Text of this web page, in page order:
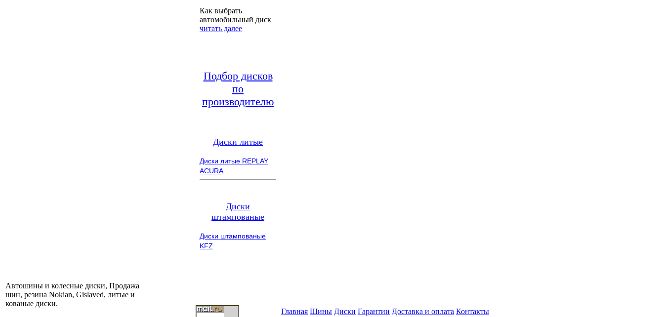
Как выбрать
автомобильный диск
читать далее
Подбор дисков
по
производителю
Диски литые
Диски литые REPLAY
ACURA
Диски
штампованые
Диски штампованые
KFZ
Автошины и колесные диски, Продажа
шин, резина Nokian, Gislaved, литые и
кованые диски.
Главная Шины Диски Гарантии Доставка и оплата Контакты